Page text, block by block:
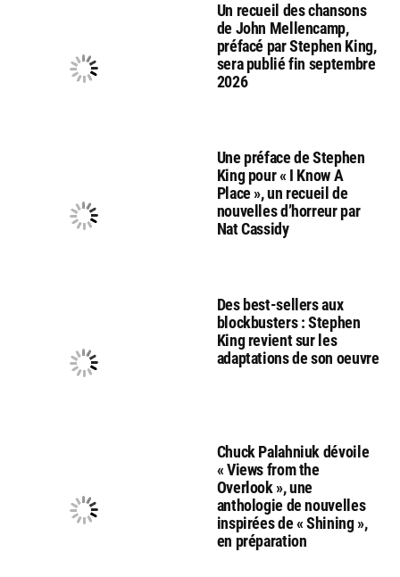
Un recueil des chansons
de John Mellencamp,
préfacé par Stephen King,
sera publié fin septembre
2026
Une préface de Stephen
King pour « I Know A
Place », un recueil de
nouvelles d’horreur par
Nat Cassidy
Des best-sellers aux
blockbusters : Stephen
King revient sur les
adaptations de son oeuvre
Chuck Palahniuk dévoile
« Views from the
Overlook », une
anthologie de nouvelles
inspirées de « Shining »,
en préparation